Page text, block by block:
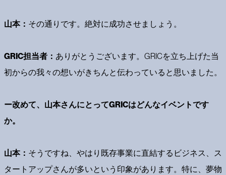
山本： その通りです。絶対に成功させましょう。
GRIC担当者： ありがとうございます。GRICを立ち上げた当
初からの我々の想いがきちんと伝わっていると思いました。
ー改めて、山本さんにとってGRICはどんなイベントです
か。
山本： そうですね、やはり既存事業に直結するビジネス、ス
タートアップさんが多いという印象があります。特に、夢物